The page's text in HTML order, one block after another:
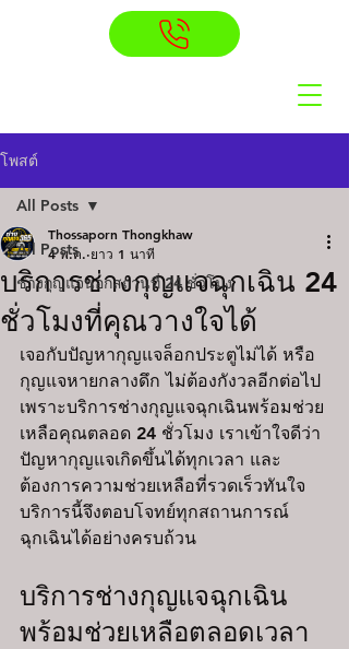
โพสต์
All Posts
ช่างกุญแจนอกสถานที่ 24 ชั่วโมง
All Posts
บริการช่างกุญแจฉุกเฉิน 24
ชั่วโมงที่คุณวางใจได้
Thossaporn Thongkhaw
4 พ.ค. ยาว 1 นาที
เจอกับปัญหากุญแจล็อกประตูไม่ได้ หรือ
กุญแจหายกลางดึก ไม่ต้องกังวลอีกต่อไป
เพราะบริการช่างกุญแจฉุกเฉินพร้อมช่วย
เหลือคุณตลอด 24 ชั่วโมง เราเข้าใจดีว่า
ปัญหากุญแจเกิดขึ้นได้ทุกเวลา และ
ต้องการความช่วยเหลือที่รวดเร็วทันใจ
บริการนี้จึงตอบโจทย์ทุกสถานการณ์
ฉุกเฉินได้อย่างครบถ้วน
บริการช่างกุญแจฉุกเฉิน
พร้อมช่วยเหลือตลอดเวลา